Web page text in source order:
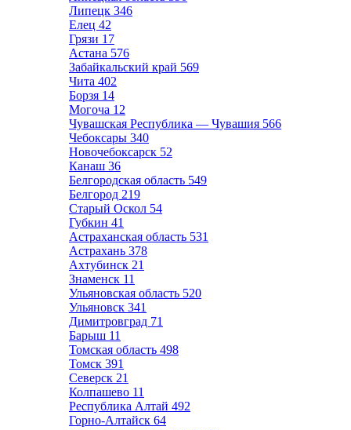
Липецк 346
Елец 42
Грязи 17
Астана 576
Забайкальский край 569
Чита 402
Борзя 14
Могоча 12
Чувашская Республика — Чувашия 566
Чебоксары 340
Новочебоксарск 52
Канаш 36
Белгородская область 549
Белгород 219
Старый Оскол 54
Губкин 41
Астраханская область 531
Астрахань 378
Ахтубинск 21
Знаменск 11
Ульяновская область 520
Ульяновск 341
Димитровград 71
Барыш 11
Томская область 498
Томск 391
Северск 21
Колпашево 11
Республика Алтай 492
Горно-Алтайск 64